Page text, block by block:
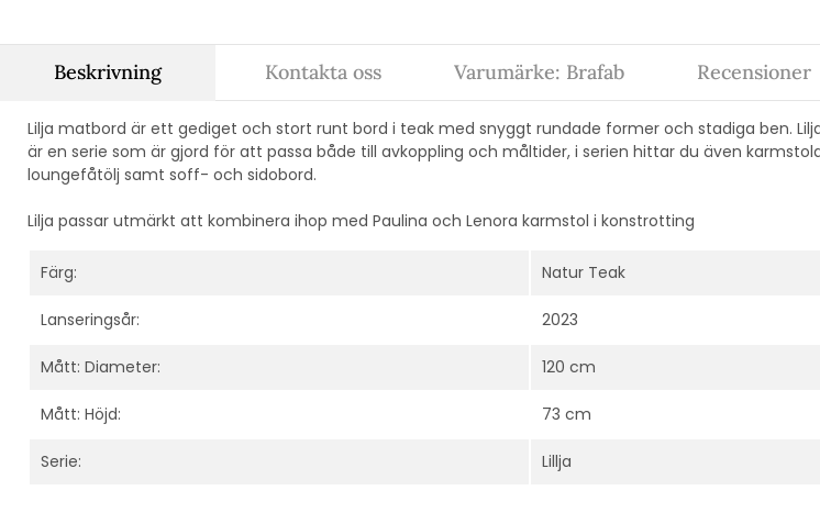
Beskrivning
Lilja matbord är ett gediget och stort runt bord i teak med snyggt rundade former och stadiga ben.
är en serie som är gjord för att passa både till avkoppling och måltider, i serien hittar du även
loungefåtölj samt soff- och sidobord.
Lilja passar utmärkt att kombinera ihop med Paulina och Lenora karmstol i konstrotting
Färg: Natur Teak
Lanseringsår: 2023
Mått: Diameter: 120 cm
Mått: Höjd: 73 cm
Serie: Lillja
Kontakta oss Varumärke: Brafab Recensioner